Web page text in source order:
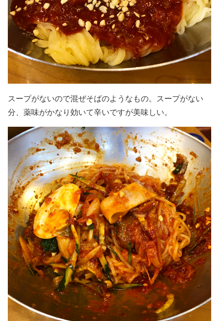
スープがないので混ぜそばのようなもの。スープがない
分、薬味がかなり効いて辛いですが美味しい。